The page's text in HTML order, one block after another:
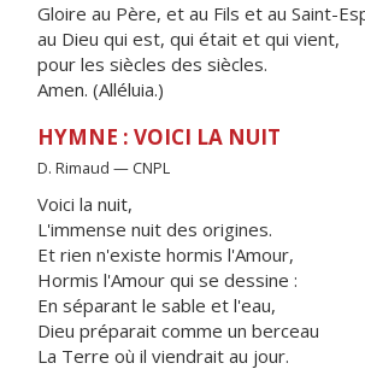
Gloire au Père, et au Fils et au Saint-
au Dieu qui est, qui était et qui vient,
pour les siècles des siècles.
Amen. (Alléluia.)
HYMNE : VOICI LA NUIT
D. Rimaud — CNPL
Voici la nuit,
L'immense nuit des origines.
Et rien n'existe hormis l'Amour,
Hormis l'Amour qui se dessine :
En séparant le sable et l'eau,
Dieu préparait comme un berceau
La Terre où il viendrait au jour.